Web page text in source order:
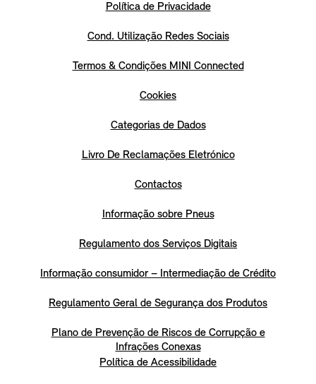
Política de Privacidade
Cond. Utilização Redes Sociais
Termos & Condições MINI Connected
Cookies
Categorias de Dados
Livro De Reclamações Eletrónico
Contactos
Informação sobre Pneus
Regulamento dos Serviços Digitais
Informação consumidor – Intermediação de Crédito
Regulamento Geral de Segurança dos Produtos
Plano de Prevenção de Riscos de Corrupção e
Infrações Conexas
Política de Acessibilidade